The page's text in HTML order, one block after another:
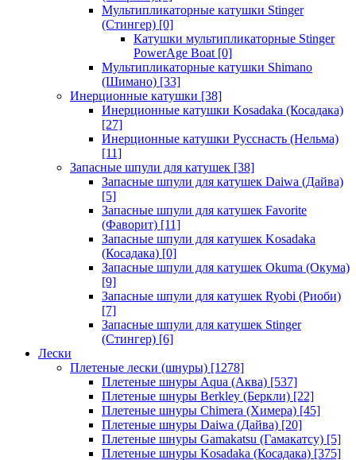
Мультипликаторные катушки Stinger
(Стингер) [0]
Катушки мультипликаторные Stinger
PowerAge Boat [0]
Мультипликаторные катушки Shimano
(Шимано) [33]
Инерционные катушки [38]
Инерционные катушки Kosadaka (Косадака)
[27]
Инерционные катушки Русснасть (Нельма)
[11]
Запасные шпули для катушек [38]
Запасные шпули для катушек Daiwa (Дайва)
[5]
Запасные шпули для катушек Favorite
(Фаворит) [11]
Запасные шпули для катушек Kosadaka
(Косадака) [0]
Запасные шпули для катушек Okuma (Окума)
[9]
Запасные шпули для катушек Ryobi (Риоби)
[7]
Запасные шпули для катушек Stinger
(Стингер) [6]
Лески
Плетеные лески (шнуры) [1278]
Плетеные шнуры Aqua (Аква) [537]
Плетеные шнуры Berkley (Беркли) [22]
Плетеные шнуры Chimera (Химера) [45]
Плетеные шнуры Daiwa (Дайва) [20]
Плетеные шнуры Gamakatsu (Гамакатсу) [5]
Плетеные шнуры Kosadaka (Косадака) [375]